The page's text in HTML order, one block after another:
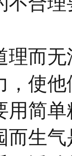
理而
，使
用简
而生